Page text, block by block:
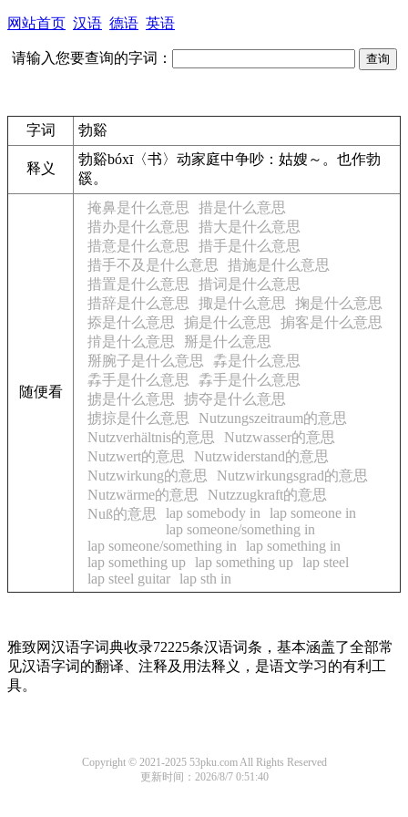
网站首页 汉语 德语 英语
请输入您要查询的字词：
字词 勃谿
释义
勃谿bóxī〈书〉 动家庭中争吵： 姑嫂～。 也作勃
豀。
随便看
掩鼻是什么意思
措是什么意思
措办是什么意思
措大是什么意思
措意是什么意思
措手是什么意思
措手不及是什么意思
措施是什么意思
措置是什么意思
措词是什么意思
措辞是什么意思
掫是什么意思
掬是什么意思
掭是什么意思
掮是什么意思
掮客是什么意思
掯是什么意思
掰是什么意思
掰腕子是什么意思
掱是什么意思
掱手是什么意思
掱手是什么意思
掳是什么意思
掳夺是什么意思
掳掠是什么意思
Nutzungszeitraum的意思
Nutzverhältnis的意思
Nutzwasser的意思
Nutzwert的意思
Nutzwiderstand的意思
Nutzwirkung的意思
Nutzwirkungsgrad的意思
Nutzwärme的意思
Nutzzugkraft的意思
Nuß的意思
lap somebody in
lap someone in
lap someone/something in
lap someone/something in
lap something in
lap something up lap something up lap steel
lap steel guitar lap sth in
雅致网汉语字词典收录72225条汉语词条，基本涵盖了全部常
见汉语字词的翻译、注释及用法释义，是语文学习的有利工
具。
Copyright © 2021-2025 53pku.com All Rights Reserved
更新时间：2026/8/7 0:51:40